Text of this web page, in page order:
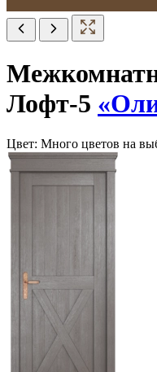
Лофт-5
Цвет: Много цветов на